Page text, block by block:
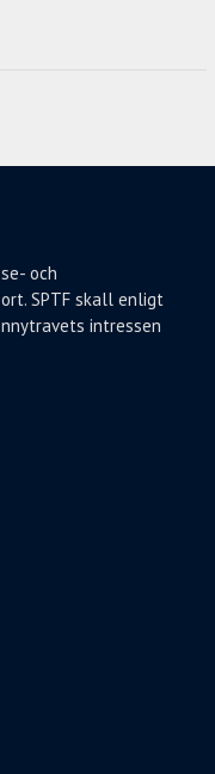
och
SPTF skall enligt
intressen